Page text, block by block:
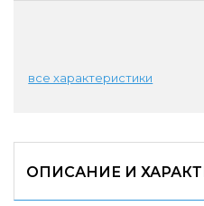
все характеристики
ОПИСАНИЕ И